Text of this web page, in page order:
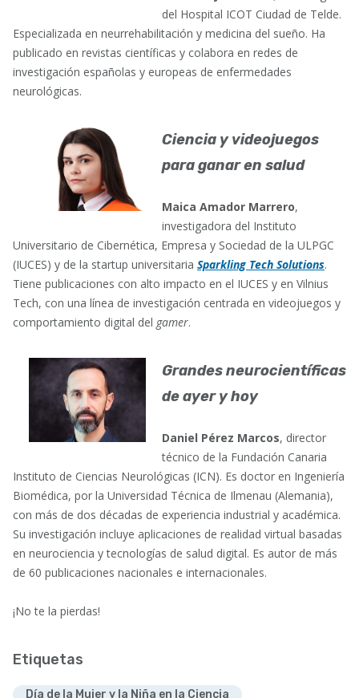
del Hospital ICOT Ciudad de Telde.
Especializada en neurrehabilitación y medicina del sueño. Ha
publicado en revistas científicas y colabora en redes de
investigación españolas y europeas de enfermedades
neurológicas.
Ciencia y videojuegos
para ganar en salud
Maica Amador Marrero,
investigadora del Instituto
Universitario de Cibernética, Empresa y Sociedad de la ULPGC
(IUCES) y de la startup universitaria Sparkling Tech Solutions.
Tiene publicaciones con alto impacto en el IUCES y en Vilnius
Tech, con una línea de investigación centrada en videojuegos y
comportamiento digital del gamer.
Grandes neurocientíficas
de ayer y hoy
Daniel Pérez Marcos, director
técnico de la Fundación Canaria
Instituto de Ciencias Neurológicas (ICN). Es doctor en Ingeniería
Biomédica, por la Universidad Técnica de Ilmenau (Alemania),
con más de dos décadas de experiencia industrial y académica.
Su investigación incluye aplicaciones de realidad virtual basadas
en neurociencia y tecnologías de salud digital. Es autor de más
de 60 publicaciones nacionales e internacionales.
¡No te la pierdas!
Etiquetas
Día de la Mujer y la Niña en la Ciencia